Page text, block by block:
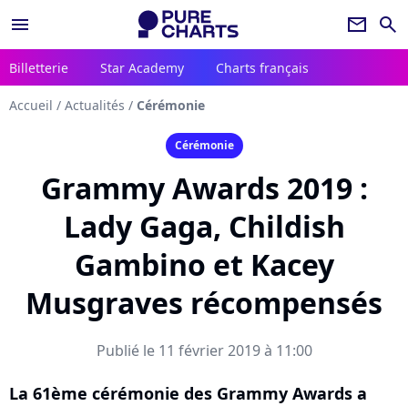
menu newsletter search
Billetterie Star Academy Charts français
Accueil / Actualités / Cérémonie
Cérémonie
Grammy Awards 2019 :
Lady Gaga, Childish
Gambino et Kacey
Musgraves récompensés
Publié le 11 février 2019 à 11:00
La 61ème cérémonie des Grammy Awards a